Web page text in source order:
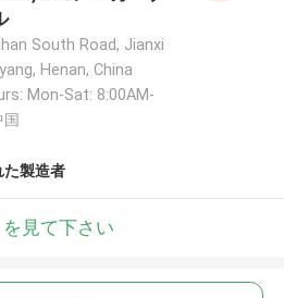
South Road, Jianxi
Henan, China
Mon-Sat: 8:00AM-
国
た製造者
見て下さい